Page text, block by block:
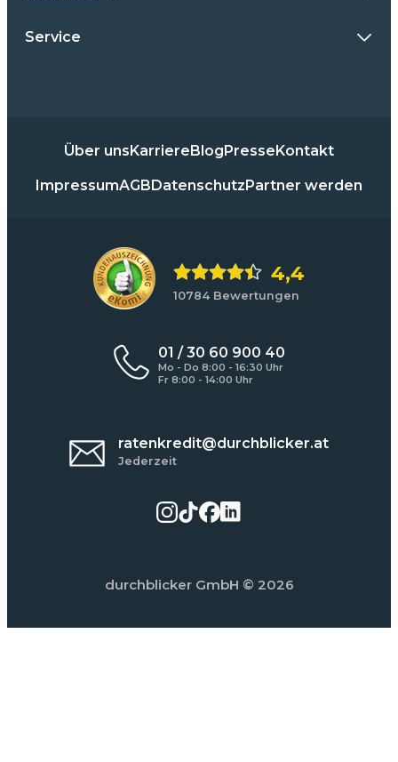
Service
Über unsKarriereBlogPresseKontakt
ImpressumAGBDatenschutzPartner werden
4,4
10784 Bewertungen
01 / 30 60 900 40
Mo - Do 8:00 - 16:30 Uhr
Fr 8:00 - 14:00 Uhr
ratenkredit@durchblicker.at
Jederzeit
durchblicker GmbH © 2026